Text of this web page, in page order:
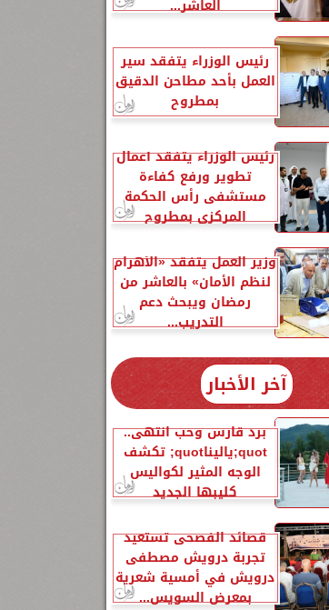
العاشر...
رئيس الوزراء يتفقد سير
العمل بأحد مطاحن الدقيق
بمطروح
رئيس الوزراء يتفقد أعمال
تطوير ورفع كفاءة
مستشفى رأس الحكمة
المركزي بمطروح
وزير العمل يتفقد «الأهرام
لنظم الأمان» بالعاشر من
رمضان ويبحث دعم
التدريب...
آخر الأخبار
برد قارس وحب انتهى..
quot;ياليناquot; تكشف
الوجه المثير لكواليس
كليبها الجديد
قصائد الفصحى تستعيد
تجربة درويش مصطفى
درويش في أمسية شعرية
بمعرض السويس...